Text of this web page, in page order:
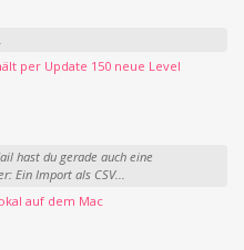
per Update 150 neue Level
hast du gerade auch eine
Ein Import als CSV...
auf dem Mac